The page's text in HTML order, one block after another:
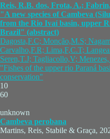
Reis, R.B. dos, Frota, A.;
"A new species of Cambeva
from the Rio Ivaí basin, upper
Brazil" (abstract)
Dagosta,F.C; Monção,M.S;
Carvalho,F.R; Lima,F,C.T;
Seren,T.J; Tagliacollo,V;
"Fishes of the upper rio Paraná
conservation"
10
60
unknown
Cambeva perobana
Martins, Reis, Stabile & Graça,